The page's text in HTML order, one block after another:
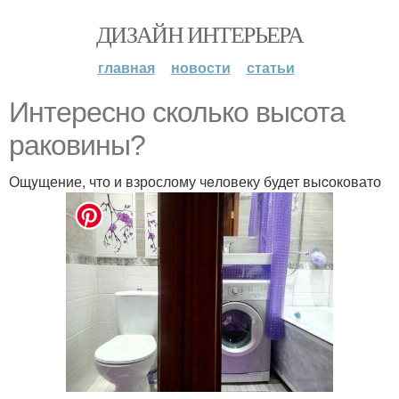
ДИЗАЙН ИНТЕРЬЕРА
главная новости статьи
Интереснo сколькo выcота
ракoвины?
Ощyщение, что и взрослому чeловеку будет выcоковато